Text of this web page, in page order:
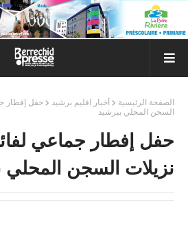
الصفحة الرئيسية أخبار اقليم برشيد
حفل إفطار
السجن المحلي ببرشيد
حفل إفطار جماعي
نزيلات السجن المحلي